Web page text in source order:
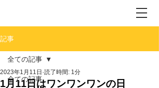
記事
全ての記事
全ての記事
1月11日はワンワンワンの日
2023年1月11日 読了時間: 1分